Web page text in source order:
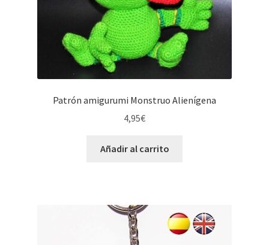
Patrón amigurumi Monstruo Alienígena
4,95€
Añadir al carrito